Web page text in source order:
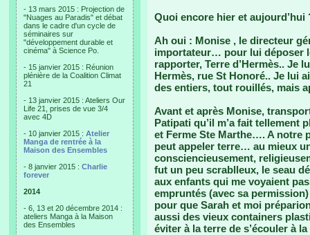
- 13 mars 2015 : Projection de
"Nuages au Paradis" et débat
dans le cadre d'un cycle de
séminaires sur
"développement durable et
cinéma" à Science Po.
- 15 janvier 2015 : Réunion
plénière de la Coalition Climat
21
- 13 janvier 2015 : Ateliers Our
Life 21, prises de vue 3/4
avec 4D
- 10 janvier 2015 : Atelier
Manga de rentrée à la
Maison des Ensembles
- 8 janvier 2015 : Charlie
forever
2014
- 6, 13 et 20 décembre 2014 :
ateliers Manga à la Maison
des Ensembles
Quoi encore hier et aujourd’hui
Ah oui : Monise , le directeur
importateur… pour lui déposer
rapporter, Terre d’Hermès.. Je
Hermès, rue St Honoré.. Je lui
des entiers, tout rouillés, mais
Avant et après Monise,
Patipati qu’il m’a fait
et Ferme Ste Marthe…. A notre
peut appeler terre… au mieux
consciencieusement,
fut un peu scrablleux, le seau
aux enfants qui me voyaient
empruntés (avec sa
pour que Sarah et moi
aussi des vieux containers
éviter à la terre de s’écouler à